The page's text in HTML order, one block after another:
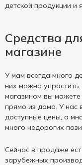
детской продукции и
Средства
магазине
У мам всегда много
них можно
магазином вы
прямо из дома. У нас
доступные цены, а
много недорогих
Сейчас в продаже
зарубежных